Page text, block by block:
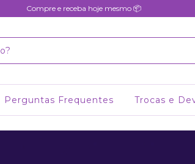
Compre e receba hoje mesmo 📦
Perguntas Frequentes Trocas e